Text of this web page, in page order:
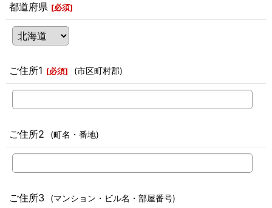
都道府県 [必須]
ご住所1 [必須] (市区町村郡)
ご住所2 (町名・番地)
ご住所3 (マンション・ビル名・部屋番号)